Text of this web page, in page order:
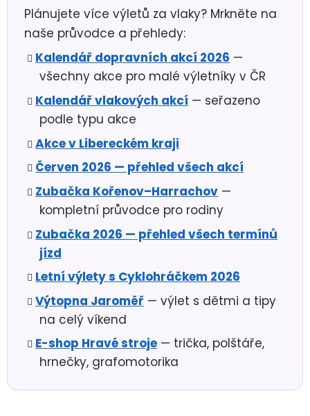
Plánujete více výletů za vlaky? Mrkněte na
naše průvodce a přehledy:
Kalendář dopravních akcí 2026 —
všechny akce pro malé výletníky v ČR
Kalendář vlakových akcí — seřazeno
podle typu akce
Akce v Libereckém kraji
Červen 2026 — přehled všech akcí
Zubačka Kořenov–Harrachov —
kompletní průvodce pro rodiny
Zubačka 2026 — přehled všech termínů
jízd
Letní výlety s Cyklohráčkem 2026
Výtopna Jaroměř — výlet s dětmi a tipy
na celý víkend
E-shop Hravé stroje — trička, polštáře,
hrnečky, grafomotorika